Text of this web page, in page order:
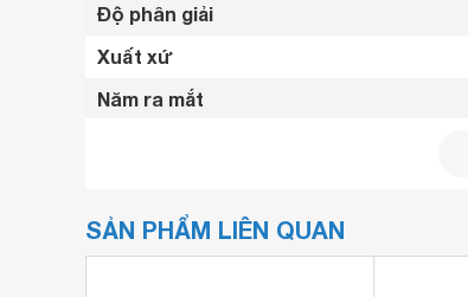
Độ phân giải
Xuất xứ
Năm ra mắt
Cổng HDMI
SẢN PHẨM LIÊN QUAN